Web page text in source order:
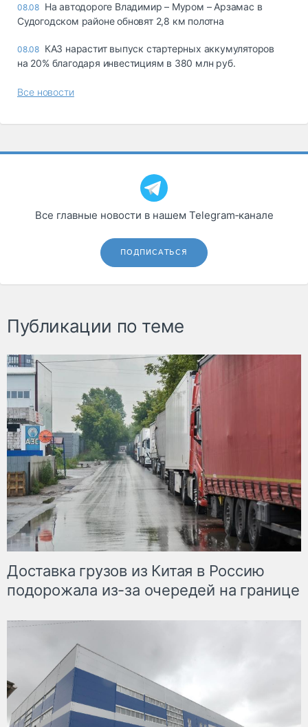
08.08 На автодороге Владимир – Муром – Арзамас в
Судогодском районе обновят 2,8 км полотна
08.08 КАЗ нарастит выпуск стартерных аккумуляторов
на 20% благодаря инвестициям в 380 млн руб.
Все новости
Все главные новости в нашем Telegram‑канале
ПОДПИСАТЬСЯ
Публикации по теме
Доставка грузов из Китая в Россию
подорожала из-за очередей на границе